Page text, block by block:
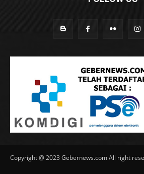
Copyright @ 2023 Gebernews.com All right